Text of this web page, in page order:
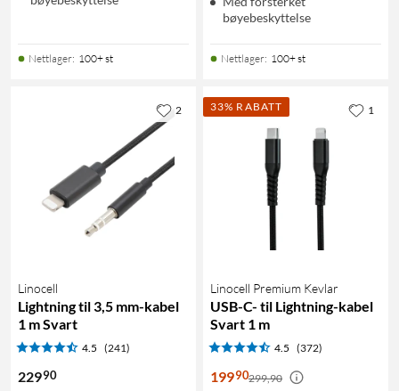
Nettlager: 100+ st
bøyebeskyttelse
Nettlager: 100+ st
Linocell
Lightning til 3,5 mm-kabel
1 m Svart
4.5 (241)
22990
2 33% RABATT
Linocell Premium Kevlar
USB-C- til Lightning-kabel
Svart 1 m
4.5 (372)
19990299,90
1